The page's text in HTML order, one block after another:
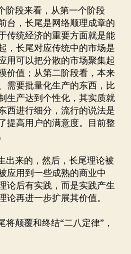
阶段来看，从第一个阶段
台，长尾是网络顺理成章的
传统经济的重要方面就是能
，长尾对应传统中的市场是
用可以把分散的市场聚集起
价值；从第二阶段看，本来
需要批量化生产的东西，比
生产达到个性化，其实质就
西进行细分，流行的说法是
提高用户的满意度。目前整
出来的，然后，长尾理论被
应用到一些成熟的商业中
论后有实践，而是实践产生
论再进一步扩展其价值。
颠覆和终结“二八定律”，